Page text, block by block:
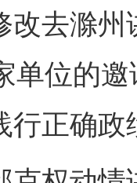
改去滁
单位的
行正确政